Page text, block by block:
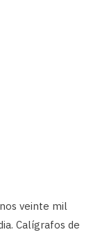
veinte mil
Calígrafos de